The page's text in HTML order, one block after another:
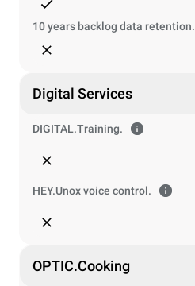
10 years backlog data retention.
Digital Services
DIGITAL.Training.
HEY.Unox voice control.
OPTIC.Cooking